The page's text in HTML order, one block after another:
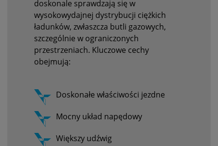
doskonale sprawdzają się w
wysokowydajnej dystrybucji ciężkich
ładunków, zwłaszcza butli gazowych,
szczególnie w ograniczonych
przestrzeniach. Kluczowe cechy
obejmują:
Doskonałe właściwości jezdne
Mocny układ napędowy
Większy udźwig